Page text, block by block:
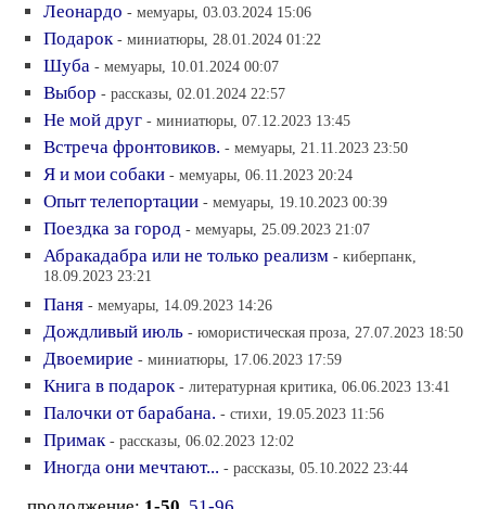
Леонардо - мемуары, 03.03.2024 15:06
Подарок - миниатюры, 28.01.2024 01:22
Шуба - мемуары, 10.01.2024 00:07
Выбор - рассказы, 02.01.2024 22:57
Не мой друг - миниатюры, 07.12.2023 13:45
Встреча фронтовиков. - мемуары, 21.11.2023 23:50
Я и мои собаки - мемуары, 06.11.2023 20:24
Опыт телепортации - мемуары, 19.10.2023 00:39
Поездка за город - мемуары, 25.09.2023 21:07
Абракадабра или не только реализм - киберпанк,
18.09.2023 23:21
Паня - мемуары, 14.09.2023 14:26
Дождливый июль - юмористическая проза, 27.07.2023 18:50
Двоемирие - миниатюры, 17.06.2023 17:59
Книга в подарок - литературная критика, 06.06.2023 13:41
Палочки от барабана. - стихи, 19.05.2023 11:56
Примак - рассказы, 06.02.2023 12:02
Иногда они мечтают... - рассказы, 05.10.2022 23:44